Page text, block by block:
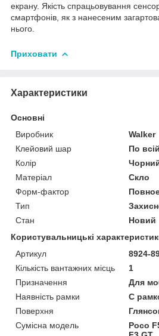
екрану. Якість спрацьовування
смартфонів, як з нанесеним
нього.
Приховати
Характеристики
Основні
Виробник
Walker
Клейовий шар
По
Колір
Матеріал
Скло
Форм-фактор
Тип
Стан
Новий
Користувальницькі
Артикул
8924-
Кількість вантажних місць
1
Призначення
Для
Наявність рамки
C
Поверхня
Сумісна модель
Poco